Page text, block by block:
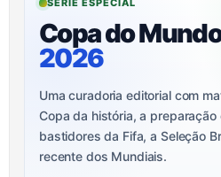
Copa do
2026
Uma curadoria editorial com
Copa da história, a
bastidores da Fifa, a Seleção
recente dos Mundiais.